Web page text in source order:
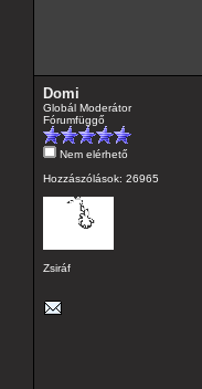
Domi
Globál Moderátor
Fórumfüggő
Nem elérhető
Hozzászólások: 26965
Zsiráf